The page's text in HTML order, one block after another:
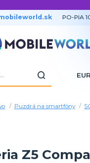
EUR
PO-PIA
Puzdrá na smartfóny
Z5